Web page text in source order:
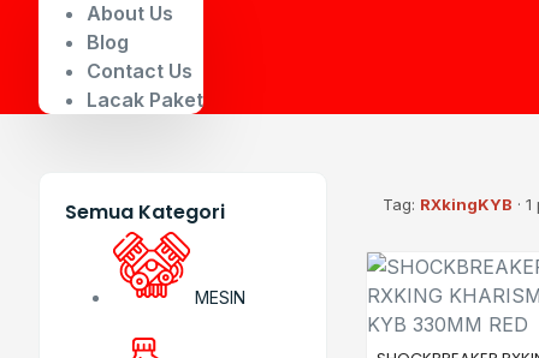
About Us
Blog
Contact Us
Lacak Paket
Semua Kategori
MESIN
Tag: RXkingKYB ·